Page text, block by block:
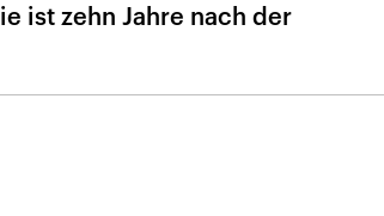
ist zehn Jahre nach der